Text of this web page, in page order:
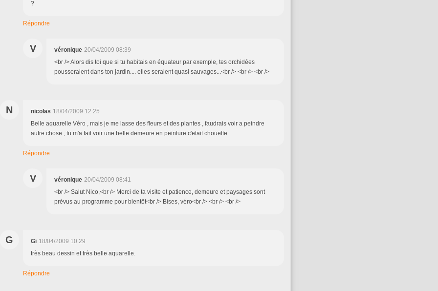
?
Répondre
V véronique 20/04/2009 08:39
<br /> Alors dis toi que si tu habitais en équateur par exemple, tes orchidées
pousseraient dans ton jardin.... elles seraient quasi sauvages...<br /> <br /> <br />
N nicolas 18/04/2009 12:25
Belle aquarelle Véro , mais je me lasse des fleurs et des plantes , faudrais voir a peindre
autre chose , tu m'a fait voir une belle demeure en peinture c'etait chouette.
Répondre
V véronique 20/04/2009 08:41
<br /> Salut Nico,<br /> Merci de ta visite et patience, demeure et paysages sont
prévus au programme pour bientôt<br /> Bises, véro<br /> <br /> <br />
G Gi 18/04/2009 10:29
très beau dessin et très belle aquarelle.
Répondre